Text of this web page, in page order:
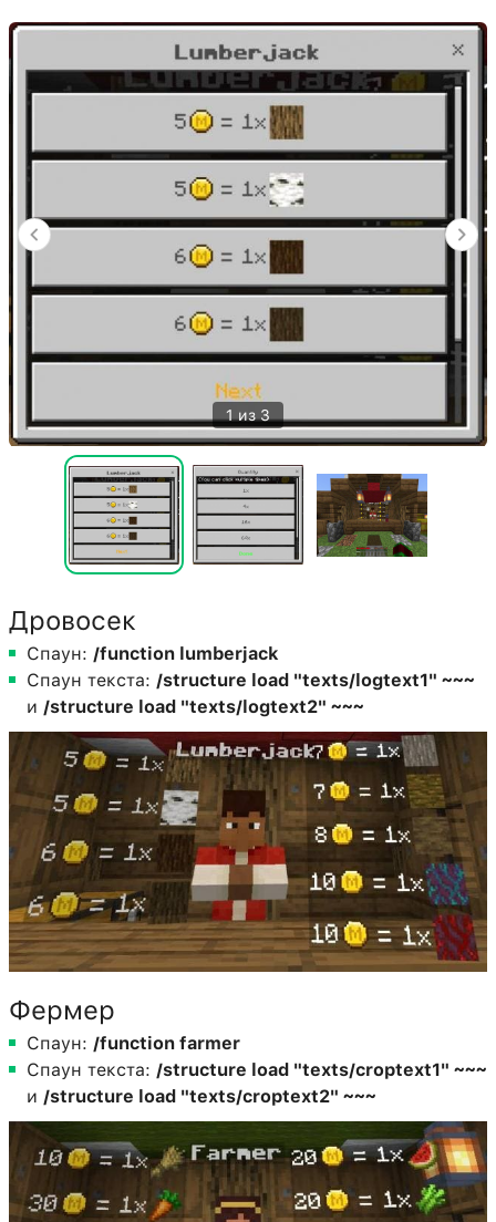
1 из 3
Дровосек
Спаун: /function lumberjack
Спаун текста: /structure load "texts/logtext1" ~~~
и /structure load "texts/logtext2" ~~~
Фермер
Спаун: /function farmer
Спаун текста: /structure load "texts/croptext1" ~~~
и /structure load "texts/croptext2" ~~~